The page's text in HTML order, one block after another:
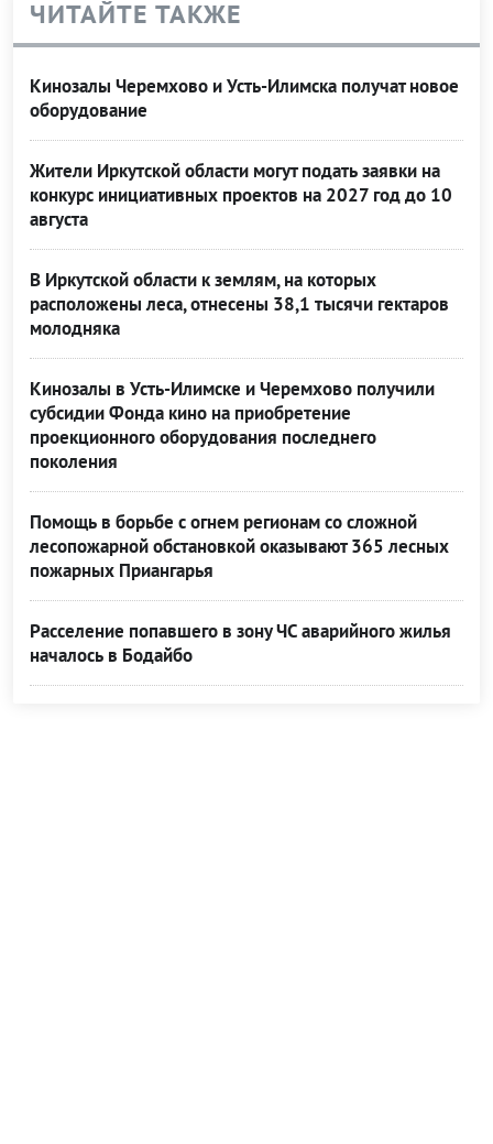
ЧИТАЙТЕ ТАКЖЕ
Кинозалы Черемхово и Усть-Илимска получат новое
оборудование
Жители Иркутской области могут подать заявки на
конкурс инициативных проектов на 2027 год до 10
августа
В Иркутской области к землям, на которых
расположены леса, отнесены 38,1 тысячи гектаров
молодняка
Кинозалы в Усть-Илимске и Черемхово получили
субсидии Фонда кино на приобретение
проекционного оборудования последнего
поколения
Помощь в борьбе с огнем регионам со сложной
лесопожарной обстановкой оказывают 365 лесных
пожарных Приангарья
Расселение попавшего в зону ЧС аварийного жилья
началось в Бодайбо